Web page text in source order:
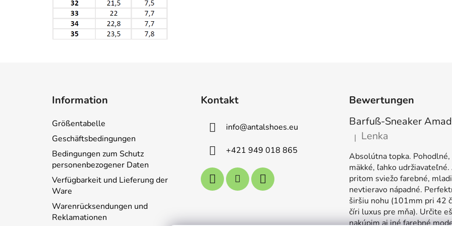
Information
Größentabelle
Geschäftsbedingungen
Bedingungen zum Schutz
personenbezogener Daten
Verfügbarkeit und Lieferung der
Ware
Warenrücksendungen und
Reklamationen
Kontakt
info@antalshoes.eu
+421 949 018 865
Bewertungen
Die Produktbewertung
| Lenka
Absolútna topka. Pohodlné,
mäkké, ľahko udržiavateľné.
pritom sviežo farebné,
nevtieravo nápadné.
širšiu nohu (101mm pri 42
číri luxus pre mňa). Určite
nakúpim aj iné farebné